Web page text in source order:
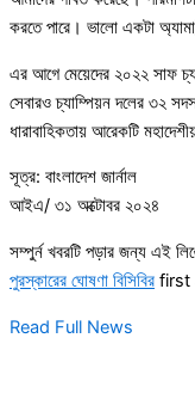
করতে পারে। ভালো একটা
এর আগে মেয়েদের ২০২২ সাফ
সেবারও চ্যাম্পিয়ন দলের ৩২
ধারাবাহিকতায় আরেকটি
সূত্র: বাংলাদেশ জার্নাল
আইএ/ ৩১ অক্টোবর ২০২৪
সম্পুর্ন খবরটি পড়ার জন্য এই
পুরস্কারের ঘোষণা বিসিবির first
Read Full News